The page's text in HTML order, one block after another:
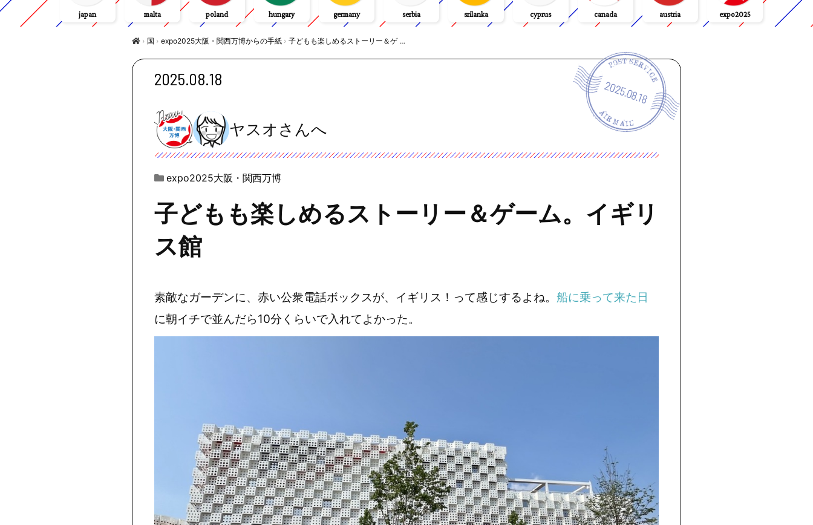
japan malta poland hungary germany serbia srilanka cyprus canada austria expo2025
› 国 › expo2025大阪・関西万博からの手紙› 子どもも楽しめるストーリー＆ゲ …
2025.08.18 2025.08.18
ヤスオさんへ
expo2025大阪・関西万博
子どもも楽しめるストーリー＆ゲーム。イギリ
ス館
素敵なガーデンに、赤い公衆電話ボックスが、イギリス！って感じするよね。船に乗って来た日
に朝イチで並んだら10分くらいで入れてよかった。